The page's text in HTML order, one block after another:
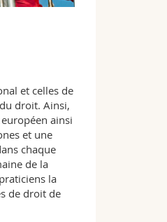
et celles de
droit. Ainsi,
ainsi
et une
chaque
de la
la
de droit de